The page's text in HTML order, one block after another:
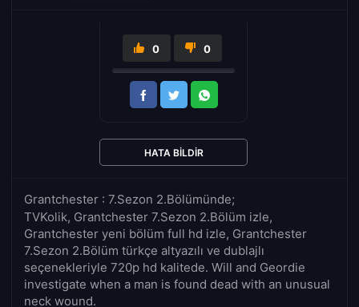
Grantchester : 7.Sezon 2.Bölümünde;
TVKolik, Grantchester 7.Sezon 2.Bölüm izle,
Grantchester yeni bölüm full hd izle, Grantchester
7.Sezon 2.Bölüm türkçe altyazılı ve dublajlı
seçenekleriyle 720p hd kalitede. Will and Geordie
investigate when a man is found dead with an unusual
neck wound.
0 0
HATA BILDIR